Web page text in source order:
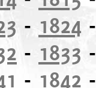
- 1824
- 1833
- 1842